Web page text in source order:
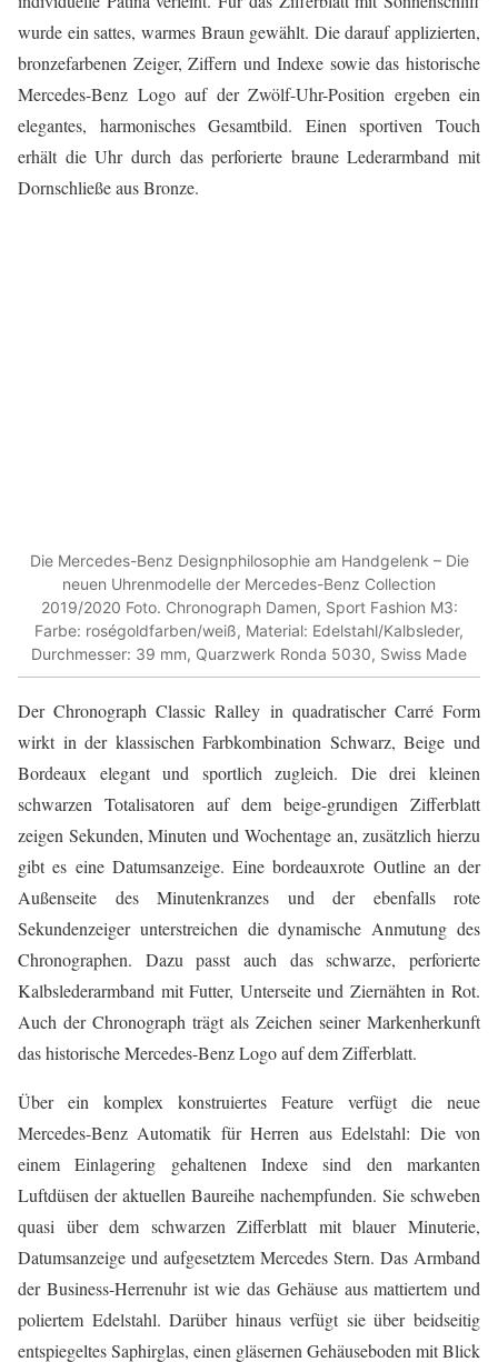
wurde ein sattes, warmes Braun gewählt. Die darauf applizierten,
bronzefarbenen Zeiger, Ziffern und Indexe sowie das historische
Mercedes-Benz Logo auf der Zwölf-Uhr-Position ergeben ein
elegantes, harmonisches Gesamtbild. Einen sportiven Touch
erhält die Uhr durch das perforierte braune Lederarmband mit
Dornschließe aus Bronze.
Die Mercedes-Benz Designphilosophie am Handgelenk – Die
neuen Uhrenmodelle der Mercedes-Benz Collection
2019/2020 Foto. Chronograph Damen, Sport Fashion M3:
Farbe: roségoldfarben/weiß, Material: Edelstahl/Kalbsleder,
Durchmesser: 39 mm, Quarzwerk Ronda 5030, Swiss Made
Der Chronograph Classic Ralley in quadratischer Carré Form
wirkt in der klassischen Farbkombination Schwarz, Beige und
Bordeaux elegant und sportlich zugleich. Die drei kleinen
schwarzen Totalisatoren auf dem beige-grundigen Zifferblatt
zeigen Sekunden, Minuten und Wochentage an, zusätzlich hierzu
gibt es eine Datumsanzeige. Eine bordeauxrote Outline an der
Außenseite des Minutenkranzes und der ebenfalls rote
Sekundenzeiger unterstreichen die dynamische Anmutung des
Chronographen. Dazu passt auch das schwarze, perforierte
Kalbslederarmband mit Futter, Unterseite und Ziernähten in Rot.
Auch der Chronograph trägt als Zeichen seiner Markenherkunft
das historische Mercedes-Benz Logo auf dem Zifferblatt.
Über ein komplex konstruiertes Feature verfügt die neue
Mercedes-Benz Automatik für Herren aus Edelstahl: Die von
einem Einlagering gehaltenen Indexe sind den markanten
Luftdüsen der aktuellen Baureihe nachempfunden. Sie schweben
quasi über dem schwarzen Zifferblatt mit blauer Minuterie,
Datumsanzeige und aufgesetztem Mercedes Stern. Das Armband
der Business-Herrenuhr ist wie das Gehäuse aus mattiertem und
poliertem Edelstahl. Darüber hinaus verfügt sie über beidseitig
entspiegeltes Saphirglas, einen gläsernen Gehäuseboden mit Blick